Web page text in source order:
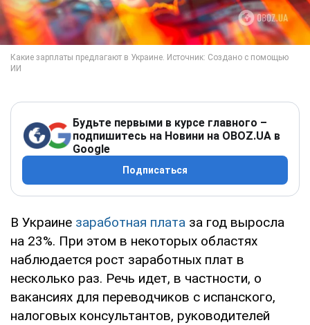
Будьте первыми в курсе главного –
подпишитесь на Новини на OBOZ.UA в
Google
Подписаться
В Украине заработная плата за год выросла
на 23%. При этом в некоторых областях
наблюдается рост заработных плат в
несколько раз. Речь идет, в частности, о
вакансиях для переводчиков с испанского,
налоговых консультантов, руководителей